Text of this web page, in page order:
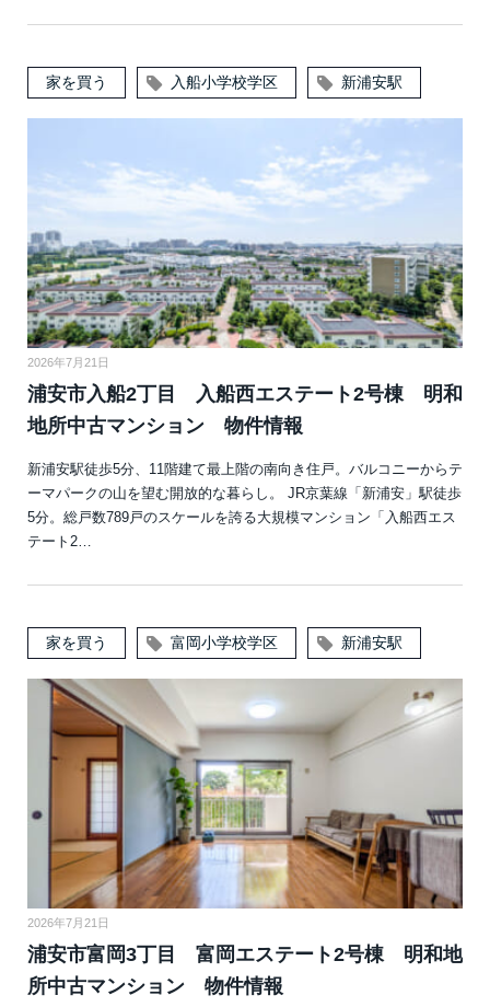
家を買う 入船小学校学区 新浦安駅
2026年7月21日
浦安市入船2丁目 入船西エステート2号棟 明和
地所中古マンション 物件情報
新浦安駅徒歩5分、11階建て最上階の南向き住戸。バルコニーからテ
ーマパークの山を望む開放的な暮らし。 JR京葉線「新浦安」駅徒歩
5分。総戸数789戸のスケールを誇る大規模マンション「入船西エス
テート2…
家を買う 富岡小学校学区 新浦安駅
2026年7月21日
浦安市富岡3丁目 富岡エステート2号棟 明和地
所中古マンション 物件情報